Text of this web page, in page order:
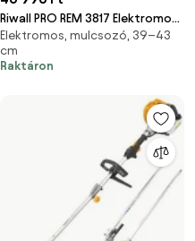
Riwall PRO REM 3817 Elektromos
fűnyíró 2 az 1-ben
(EM18A1901015B)
Elektromos, mulcsozó, 39–43
cm
Raktáron